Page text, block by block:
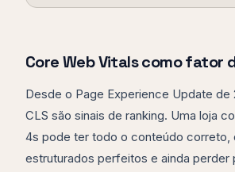
Core Web Vitals como fator
Desde o Page Experience Update de
CLS são sinais de ranking. Uma loja
4s pode ter todo o conteúdo correto,
estruturados perfeitos e ainda perder